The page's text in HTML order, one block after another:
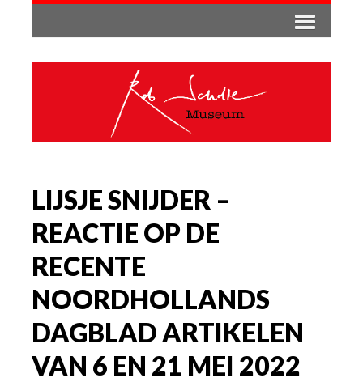
LIJSJE SNIJDER –
REACTIE OP DE
RECENTE
NOORDHOLLANDS
DAGBLAD ARTIKELEN
VAN 6 EN 21 MEI 2022